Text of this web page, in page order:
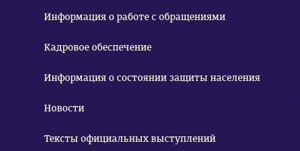
Информация о работе с обращениями
Кадровое обеспечение
Информация о состоянии защиты населения
Новости
Тексты официальных выступлений